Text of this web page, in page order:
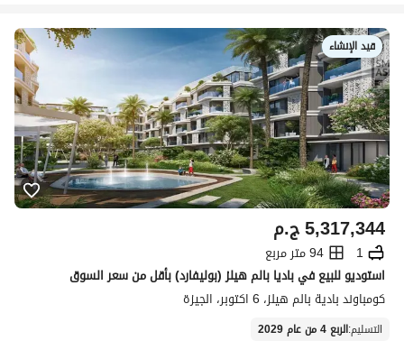
قيد الإنشاء
ج.م5,317,344
1
94 متر مربع
استوديو للبيع في باديا بالم هيلز (بوليفارد) بأقل من سعر السوق
كومباوند بادية بالم هيلز، 6 اكتوبر، الجيزة
التسليم:الربع 4 من عام 2029